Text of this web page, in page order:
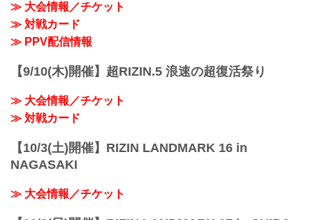
≫ 大会情報／チケット
≫ 対戦カード
≫ PPV配信情報
【9/10(木)開催】超RIZIN.5 浪速の超復活祭り
≫ 大会情報／チケット
≫ 対戦カード
【10/3(土)開催】RIZIN LANDMARK 16 in
NAGASAKI
≫ 大会情報／チケット